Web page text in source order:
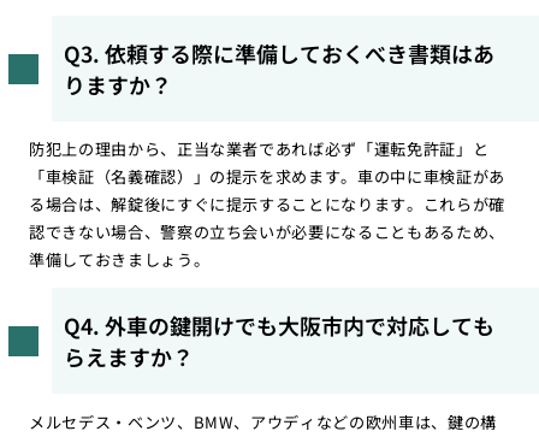
Q3. 依頼する際に準備しておくべき書類はあ
りますか？
防犯上の理由から、正当な業者であれば必ず「運転免許証」と
「車検証（名義確認）」の提示を求めます。車の中に車検証があ
る場合は、解錠後にすぐに提示することになります。これらが確
認できない場合、警察の立ち会いが必要になることもあるため、
準備しておきましょう。
Q4. 外車の鍵開けでも大阪市内で対応しても
らえますか？
メルセデス・ベンツ、BMW、アウディなどの欧州車は、鍵の構